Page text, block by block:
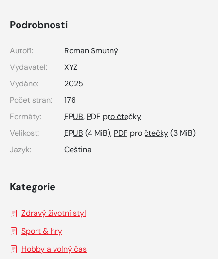
Podrobnosti
Autoři:
Roman Smutný
Vydavatel:
XYZ
Vydáno:
2025
Počet stran:
176
Formáty:
EPUB,PDF pro čtečky
Velikost:
EPUB (4 MiB),PDF pro čtečky(3 MiB)
Jazyk:
Čeština
Kategorie
Zdravý životní styl
Sport & hry
Hobby a volný čas